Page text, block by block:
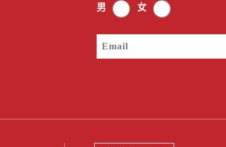
男 女